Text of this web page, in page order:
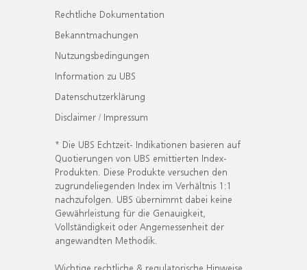
Rechtliche Dokumentation
Bekanntmachungen
Nutzungsbedingungen
Information zu UBS
Datenschutzerklärung
Disclaimer / Impressum
* Die UBS Echtzeit- Indikationen basieren auf
Quotierungen von UBS emittierten Index-
Produkten. Diese Produkte versuchen den
zugrundeliegenden Index im Verhältnis 1:1
nachzufolgen. UBS übernimmt dabei keine
Gewährleistung für die Genauigkeit,
Vollständigkeit oder Angemessenheit der
angewandten Methodik.